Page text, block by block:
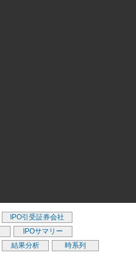
IPO引受証券会社
IPOサマリー
結果分析
時系列